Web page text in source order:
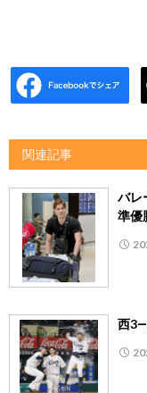
関連記事
バレ
準優
西